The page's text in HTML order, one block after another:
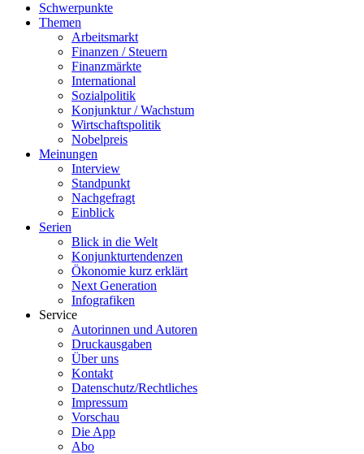
Schwerpunkte
Themen
Arbeitsmarkt
Finanzen / Steuern
Finanzmärkte
International
Sozialpolitik
Konjunktur / Wachstum
Wirtschaftspolitik
Nobelpreis
Meinungen
Interview
Standpunkt
Nachgefragt
Einblick
Serien
Blick in die Welt
Konjunkturtendenzen
Ökonomie kurz erklärt
Next Generation
Infografiken
Service
Autorinnen und Autoren
Druckausgaben
Über uns
Kontakt
Datenschutz/Rechtliches
Impressum
Vorschau
Die App
Abo